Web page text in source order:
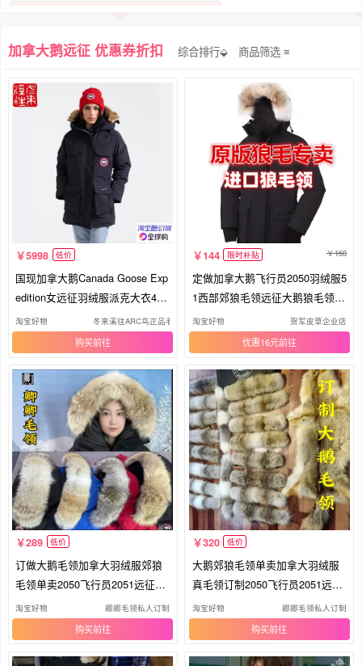
加拿大鹅远征 优惠券折扣 综合排行⬙ 商品筛选
5998 低价
国现加拿大鹅Canada Goose Exp
edition女远征羽绒服派克大衣466
0L
淘宝好物 冬来溪往ARC鸟正品老店
购买
144 限时补贴 160
定做加拿大鹅飞行员2050羽绒服5
1西部郊狼毛领远征大鹅狼毛领单
买
淘宝好物 贺军皮草企业店
优惠16元
289 低价
订做大鹅毛领加拿大羽绒服郊狼
毛领单卖2050飞行员2051远征狼
毛领
淘宝好物 卿卿毛领私人订制
购买
320 低价
大鹅郊狼毛领单卖加拿大羽绒服
真毛领订制2050飞行员2051远征
毛领
淘宝好物 卿卿毛领私人订制
购买